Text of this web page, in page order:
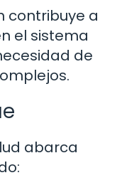
contribuye a
el sistema
de
abarca